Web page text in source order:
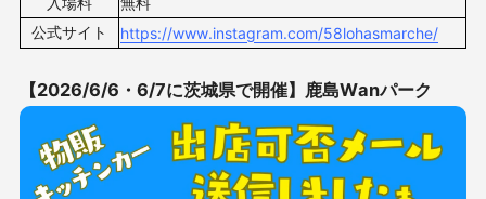
公式サイト
https://www.instagram.com/58lohasmarche/
【2026/6/6・6/7に茨城県で開催】 鹿島Wanパーク